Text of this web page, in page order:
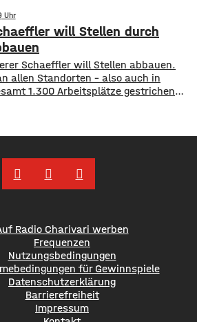
umzugestalten. In einer
die Würzburger jetzt Lob, Kritik
Was gut funktioniert sind
will Stellen durch
Schaeffler will Stellen abbauen.
allen Standorten – also auch in
1.300 Arbeitsplätze gestrichen
Umsätze im
Radio Charivari werben
Frequenzen
Nutzungsbedingungen
für Gewinnspiele
Datenschutzerklärung
Barrierefreiheit
Impressum